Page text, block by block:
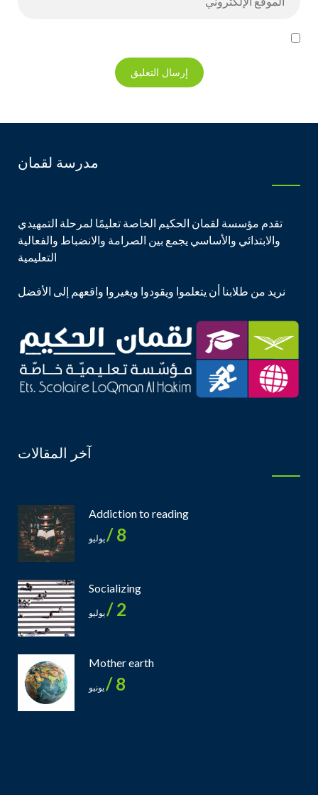
مدرسة لقمان
تقدم مؤسسة لقمان الحكيم الخاصة تعليمًا لمرحلة التمهيدي
والابتدائي والأساسي يجمع بين الصرامة والانضباط والفعالية
التعليمية
نريد من طلابنا أن يتعلموا ويقودوا ويغيروا واقعهم إلى الأفضل
آخر المقالات
Addiction to reading
8 / يوليو
Socializing
2 / يوليو
Mother earth
8 / يونيو